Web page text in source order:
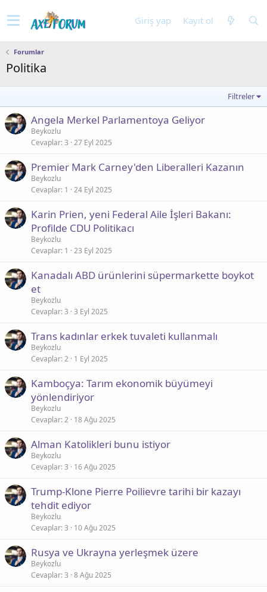
Giriş yap Kayıt ol
Forumlar
Politika
Filtreler
Angela Merkel Parlamentoya Geliyor
Beykozlu
Cevaplar 3 27 Eyl 2025
Premier Mark Carney'den Liberalleri Kazanın
Beykozlu
Cevaplar 1 24 Eyl 2025
Karin Prien, yeni Federal Aile İşleri Bakanı:
Profilde CDU Politikacı
Beykozlu
Cevaplar 1 23 Eyl 2025
Kanadalı ABD ürünlerini süpermarkette boykot
et
Beykozlu
Cevaplar 3 3 Eyl 2025
Trans kadınlar erkek tuvaleti kullanmalı
Beykozlu
Cevaplar 2 1 Eyl 2025
Kamboçya: Tarım ekonomik büyümeyi
yönlendiriyor
Beykozlu
Cevaplar 2 18 Ağu 2025
Alman Katolikleri bunu istiyor
Beykozlu
Cevaplar 3 16 Ağu 2025
Trump-Klone Pierre Poilievre tarihi bir kazayı
tehdit ediyor
Beykozlu
Cevaplar 3 10 Ağu 2025
Rusya ve Ukrayna yerleşmek üzere
Beykozlu
Cevaplar 3 8 Ağu 2025